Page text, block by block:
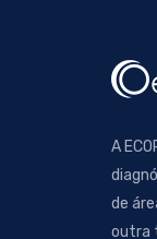
A
de
outra